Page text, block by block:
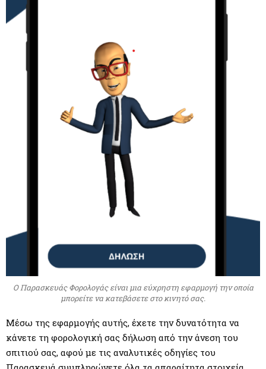
Ο Παρασκευάς Φορολογάς είναι μια εύχρηστη εφαρμογή την οποία
μπορείτε να κατεβάσετε στο κινητό σας.
Μέσω της εφαρμογής αυτής, έχετε την δυνατότητα να
κάνετε τη φορολογική σας δήλωση από την άνεση του
σπιτιού σας, αφού με τις αναλυτικές οδηγίες του